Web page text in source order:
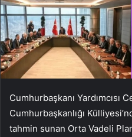
Cumhurbaşkanı Yardımcısı
Cumhurbaşkanlığı
tahmin sunan Orta Vadeli